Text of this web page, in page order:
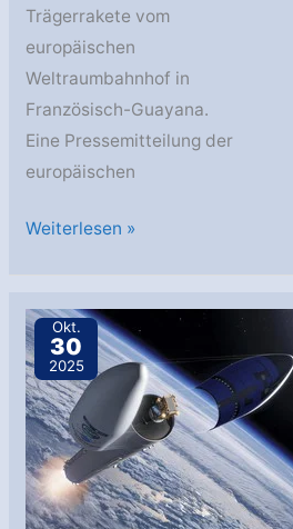
Trägerrakete vom
europäischen
Weltraumbahnhof in
Französisch-Guayana.
Eine Pressemitteilung der
europäischen
Sentinel-
mit
Ariane
6
die
Umlaufbahn
Weiterlesen »
Okt.
30
2025